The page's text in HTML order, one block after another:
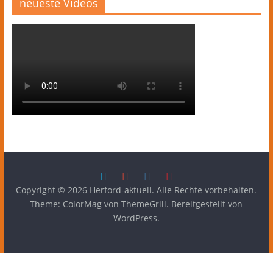
neueste Videos
Copyright © 2026 Herford-aktuell. Alle Rechte vorbehalten.
Theme: ColorMag von ThemeGrill. Bereitgestellt von
WordPress.